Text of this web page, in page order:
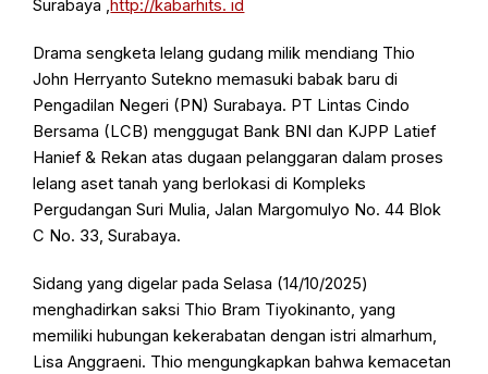
Surabaya ,http://kabarhits. id
Drama sengketa lelang gudang milik mendiang Thio
John Herryanto Sutekno memasuki babak baru di
Pengadilan Negeri (PN) Surabaya. PT Lintas Cindo
Bersama (LCB) menggugat Bank BNI dan KJPP Latief
Hanief & Rekan atas dugaan pelanggaran dalam proses
lelang aset tanah yang berlokasi di Kompleks
Pergudangan Suri Mulia, Jalan Margomulyo No. 44 Blok
C No. 33, Surabaya.
Sidang yang digelar pada Selasa (14/10/2025)
menghadirkan saksi Thio Bram Tiyokinanto, yang
memiliki hubungan kekerabatan dengan istri almarhum,
Lisa Anggraeni. Thio mengungkapkan bahwa kemacetan